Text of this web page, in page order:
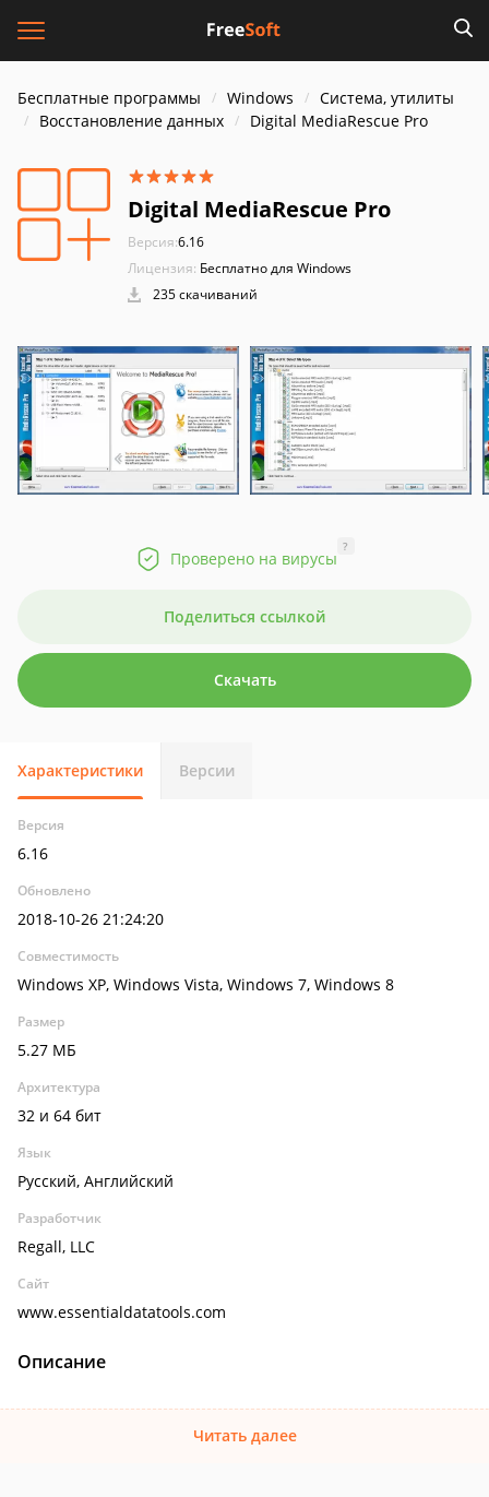
Бесплатные программы Windows
Система, утилиты
Восстановление данных
Digital MediaRescue Pro
Digital MediaRescue Pro
Версия:6.16
Лицензия: Бесплатно для Windows
235 скачиваний
Проверено на вирусы
?
Поделиться ссылкой
Скачать
Характеристики Версии
Версия
6.16
Обновлено
2018-10-26 21:24:20
Совместимость
Windows XP, Windows Vista, Windows 7, Windows 8
Размер
5.27 МБ
Архитектура
32 и 64 бит
Язык
Русский, Английский
Разработчик
Regall, LLC
Сайт
www.essentialdatatools.com
Описание
Читать далее